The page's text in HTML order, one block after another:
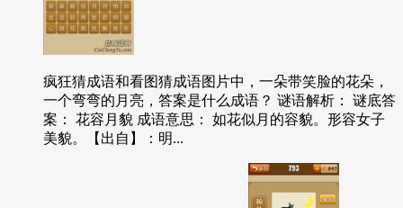
疯狂猜成语和看图猜成语图片中，一朵带笑脸的花朵，
一个弯弯的月亮，答案是什么成语？ 谜语解析： 谜底答
案： 花容月貌 成语意思： 如花似月的容貌。形容女子
美貌。【出自】：明...